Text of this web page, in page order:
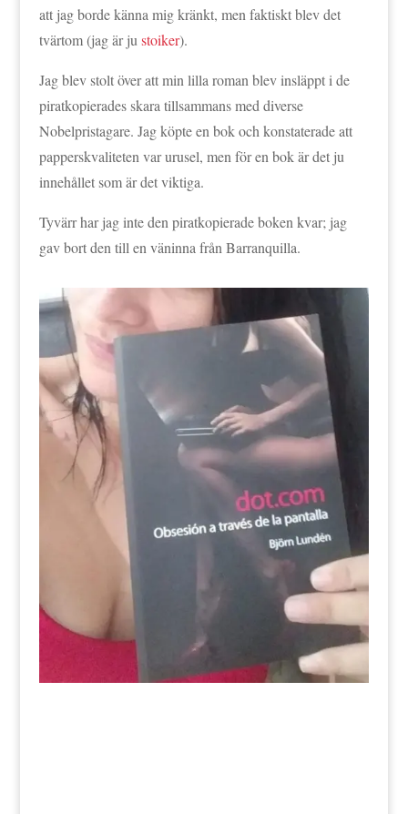
att jag borde känna mig kränkt, men faktiskt blev det
tvärtom (jag är justoiker).
Jag blev stolt över att min lilla roman blev insläppt i de
piratkopierades skara tillsammans med diverse
Nobelpristagare. Jag köpte en bok och konstaterade att
papperskvaliteten var urusel, men för en bok är det ju
innehållet som är det viktiga.
Tyvärr har jag inte den piratkopierade boken kvar; jag
gav bort den till en väninna från Barranquilla.